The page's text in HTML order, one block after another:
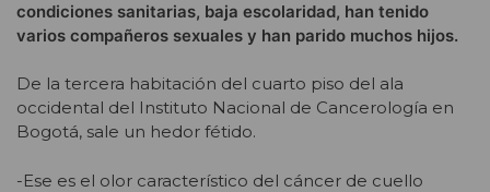
condiciones sanitarias, baja escolaridad, han tenido
varios compañeros sexuales y han parido muchos hijos.
De la tercera habitación del cuarto piso del ala
occidental del Instituto Nacional de Cancerología en
Bogotá, sale un hedor fétido.
-Ese es el olor característico del cáncer de cuello